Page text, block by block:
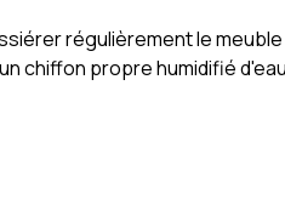
régulièrement le
chiffon propre humidifié